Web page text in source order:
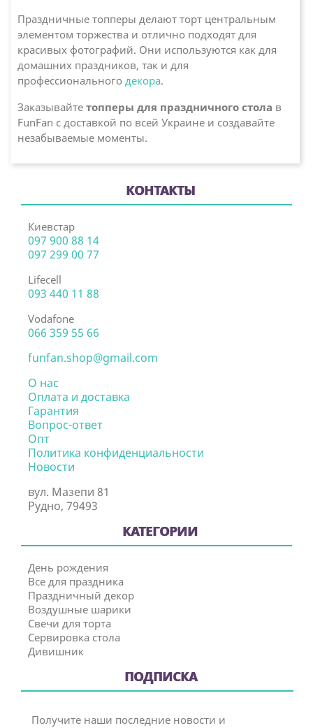
Праздничные топперы делают торт центральным
элементом торжества и отлично подходят для
красивых фотографий. Они используются как для
домашних праздников, так и для
профессионального декора.
Заказывайте топперы для праздничного стола в
FunFan с доставкой по всей Украине и создавайте
незабываемые моменты.
КОНТАКТЫ
Киевстар
097 900 88 14
097 299 00 77
Lifecell
093 440 11 88
Vodafone
066 359 55 66
funfan.shop@gmail.com
О нас
Оплата и доставка
Гарантия
Вопрос-ответ
Опт
Политика конфиденциальности
Новости
вул. Мазепи 81
Рудно, 79493
КАТЕГОРИИ
День рождения
Все для праздника
Праздничный декор
Воздушные шарики
Свечи для торта
Сервировка стола
Дивишник
ПОДПИСКА
Получите наши последние новости и